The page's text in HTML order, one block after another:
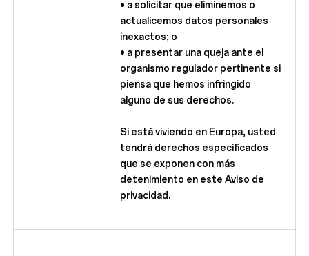
• a solicitar que eliminemos o
actualicemos datos personales
inexactos; o
• a presentar una queja ante el
organismo regulador pertinente si
piensa que hemos infringido
alguno de sus derechos.
Si está viviendo en Europa, usted
tendrá derechos especificados
que se exponen con más
detenimiento en este Aviso de
privacidad.